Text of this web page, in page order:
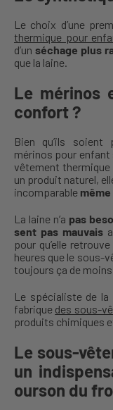
Le choix d’une
thermique pour
d’un séchage plus
que la laine.
Le mérinos
confort ?
Bien qu’ils soient
mérinos pour enfant
vêtement
un produit naturel,
incomparable
La laine n’a pas
sent pas mauvais
pour qu’elle
heures que le sous-
toujours ça de moins
Le spécialiste de la
fabrique des sous-
produits chimiques
Le sous-
un
ourson du